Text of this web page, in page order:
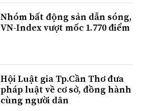
Nhóm bất động sản dẫn sóng,
VN-Index vượt mốc 1.770 điểm
Hội Luật gia Tp.Cần Thơ đưa
pháp luật về cơ sở, đồng hành
cùng người dân